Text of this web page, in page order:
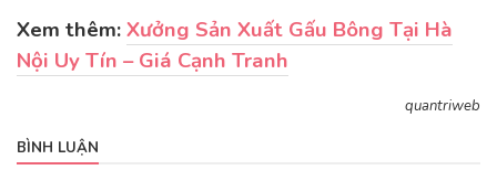
Xem thêm:Xưởng Sản Xuất Gấu Bông Tại Hà
Nội Uy Tín – Giá Cạnh Tranh
quantriweb
BÌNH LUẬN